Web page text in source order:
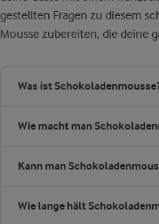
gestellten Fragen zu diesem
Mousse zubereiten, die deine
Was ist
Wie macht man
Kann man
Wie lange hält